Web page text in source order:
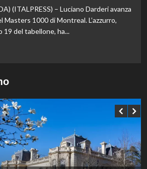
(ITALPRESS) – Luciano Darderi avanza
Masters 1000 di Montreal. L’azzurro,
del tabellone, ha...